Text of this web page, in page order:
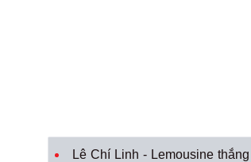
Lê Chí Linh - Lemousine